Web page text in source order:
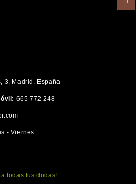
3, Madrid, España
665 772 248
- Viernes:
todas tus dudas!